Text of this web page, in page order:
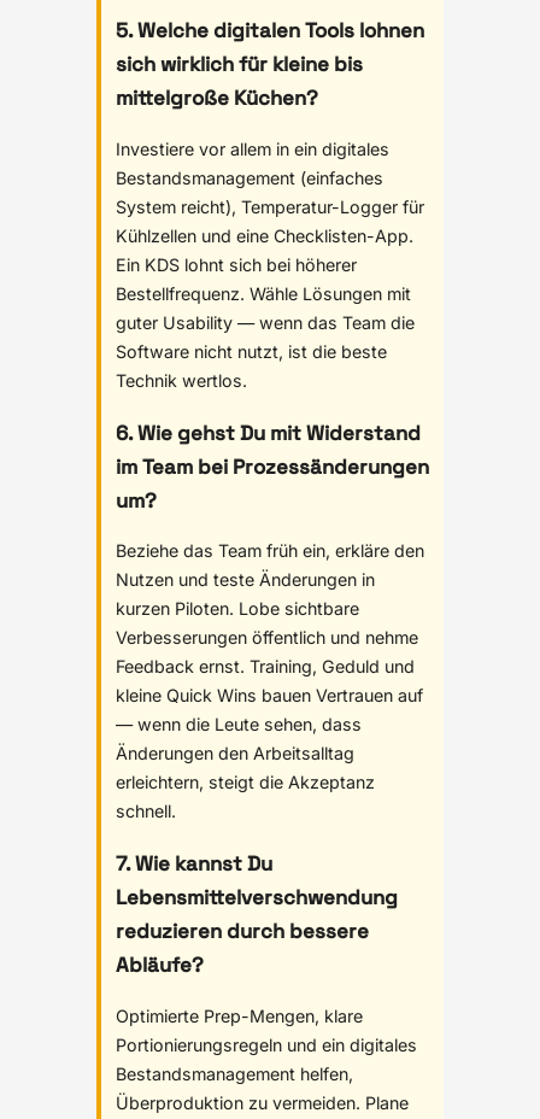
5. Welche digitalen Tools lohnen
sich wirklich für kleine bis
mittelgroße Küchen?
Investiere vor allem in ein digitales
Bestandsmanagement (einfaches
System reicht), Temperatur-Logger für
Kühlzellen und eine Checklisten-App.
Ein KDS lohnt sich bei höherer
Bestellfrequenz. Wähle Lösungen mit
guter Usability — wenn das Team die
Software nicht nutzt, ist die beste
Technik wertlos.
6. Wie gehst Du mit Widerstand
im Team bei Prozessänderungen
um?
Beziehe das Team früh ein, erkläre den
Nutzen und teste Änderungen in
kurzen Piloten. Lobe sichtbare
Verbesserungen öffentlich und nehme
Feedback ernst. Training, Geduld und
kleine Quick Wins bauen Vertrauen auf
— wenn die Leute sehen, dass
Änderungen den Arbeitsalltag
erleichtern, steigt die Akzeptanz
schnell.
7. Wie kannst Du
Lebensmittelverschwendung
reduzieren durch bessere
Abläufe?
Optimierte Prep-Mengen, klare
Portionierungsregeln und ein digitales
Bestandsmanagement helfen,
Überproduktion zu vermeiden. Plane